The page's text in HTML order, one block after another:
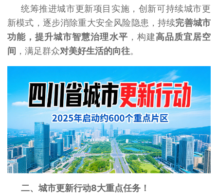
统筹推进城市更新项目实施，创新可持续城市更
新模式，逐步消除重大安全风险隐患，持续完善城市
功能，提升城市智慧治理水平 ，构建高品质宜居空
间 ，满足群众对美好生活的向往‌。
二、城市更新行动8大重点任务！